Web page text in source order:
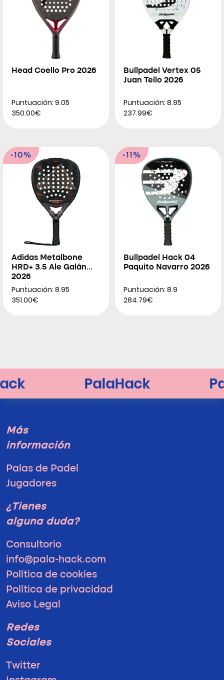
Head Coello Pro 2026
Puntuación: 9.05
350.00€
Bullpadel Vertex 05
Juan Tello 2026
Puntuación: 8.95
237.99€
-10%
Adidas Metalbone
HRD+ 3.5 Ale Galán
2026
Puntuación: 8.95
351.00€
-11%
Bullpadel Hack 04
Paquito Navarro 2026
Puntuación: 8.9
284.79€
Más
información
Palas de Padel
Jugadores
¿Tienes
alguna duda?
Consultorio
info@pala-hack.com
Política de cookies
Política de privacidad
Aviso Legal
Redes
Sociales
Twitter